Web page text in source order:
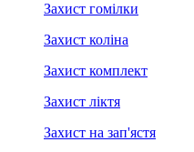
Захист гомілки
Захист коліна
Захист комплект
Захист ліктя
Захист на зап'ястя